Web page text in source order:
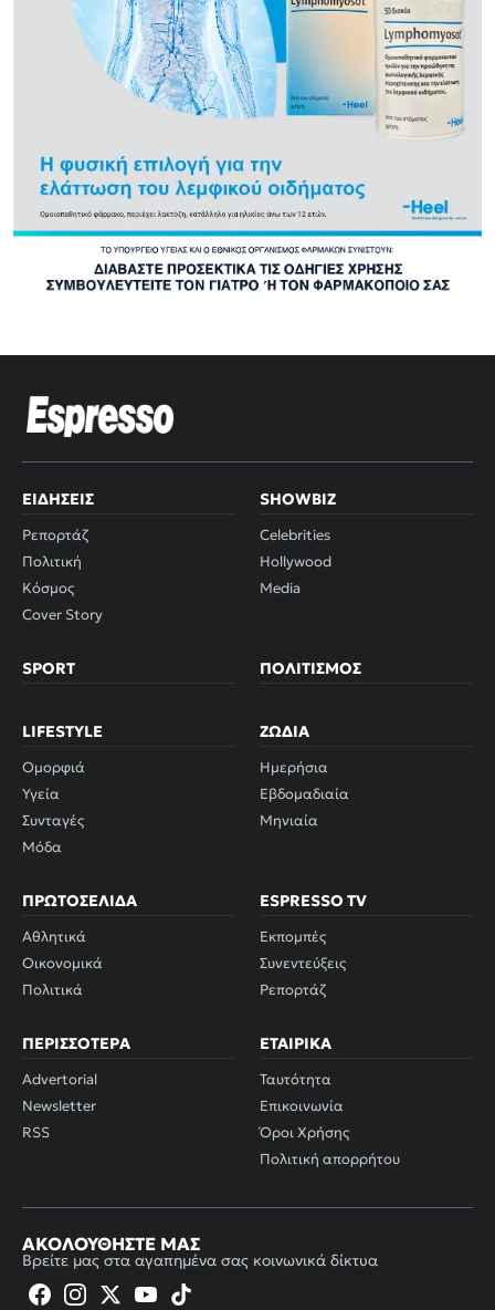
ΕΙΔΉΣΕΙΣ
Ρεπορτάζ
Πολιτική
Κόσμος
Cover Story
SHOWBIZ
Celebrities
Hollywood
Media
SPORT ΠΟΛΙΤΙΣΜΌΣ
LIFESTYLE
Ομορφιά
Υγεία
Συνταγές
Μόδα
ΖΏΔΙΑ
Ημερήσια
Εβδομαδιαία
Μηνιαία
ΠΡΩΤΟΣΈΛΙΔΑ
Αθλητικά
Οικονομικά
Πολιτικά
ESPRESSO TV
Εκπομπές
Συνεντεύξεις
Ρεπορτάζ
ΠΕΡΙΣΣΌΤΕΡΑ
Advertorial
Newsletter
RSS
ΕΤΑΙΡΙΚΆ
Ταυτότητα
Επικοινωνία
Όροι Χρήσης
Πολιτική απορρήτου
ΑΚΟΛΟΥΘΉΣΤΕ ΜΑΣ
Βρείτε μας στα αγαπημένα σας κοινωνικά δίκτυα